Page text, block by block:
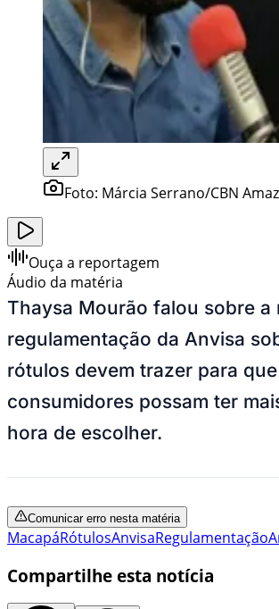
Foto: Márcia Serrano/CBN
Ouça a reportagem
Áudio da matéria
Thaysa Mourão falou sobre a
regulamentação da Anvisa
rótulos devem trazer para
consumidores possam ter
hora de escolher.
Comunicar erro nesta matéria
MacapáRótulosAnvisaRegulamentação
Compartilhe esta notícia